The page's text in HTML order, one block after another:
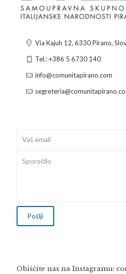
Via Kajuh 12, 6330 Pirano,
Tel.: +386 5 6730 140
info@comunitapirano.com
Obiščite nas na Instagramu: